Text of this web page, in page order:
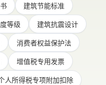
建筑节能标准
等级
建筑抗震设计
消费者权益保护法
增值税专用发票
人所得税专项附加扣除